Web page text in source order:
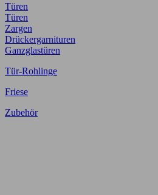
Türen
Türen
Zargen
Drückergarnituren
Ganzglastüren
Tür-Rohlinge
Friese
Zubehör